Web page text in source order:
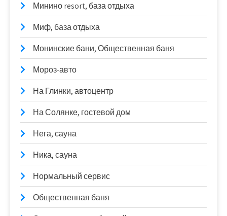
Минино resort, база отдыха
Миф, база отдыха
Монинские бани, Общественная баня
Мороз-авто
На Глинки, автоцентр
На Солянке, гостевой дом
Нега, сауна
Ника, сауна
Нормальный сервис
Общественная баня